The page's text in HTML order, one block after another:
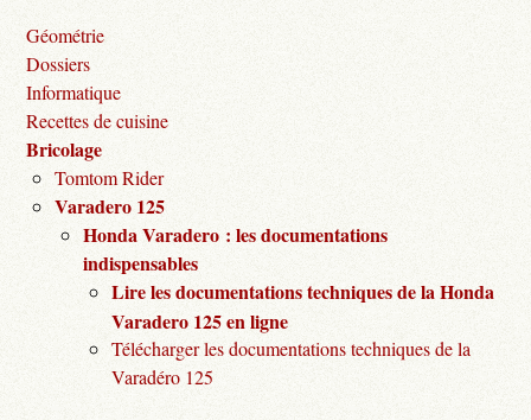
Géométrie
Dossiers
Informatique
Recettes de cuisine
Bricolage
Tomtom Rider
Varadero 125
Honda Varadero : les documentations
indispensables
Lire les documentations techniques de la Honda
Varadero 125 en ligne
Télécharger les documentations techniques de la
Varadéro 125